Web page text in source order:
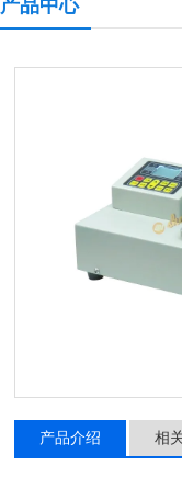
产品中心
产品介绍 相